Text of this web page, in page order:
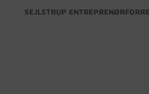
SEJLSTRUP